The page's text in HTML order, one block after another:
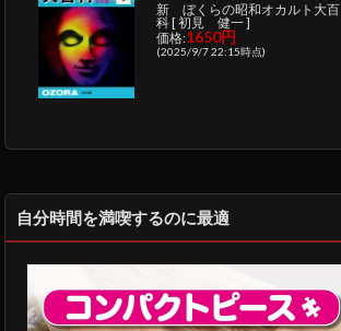
新 ぼくらの昭和オカルト大百
科 [ 初見 健一 ]
価格:1650円
(2025/9/7 22:15時点)
自分時間を満喫するのに最適